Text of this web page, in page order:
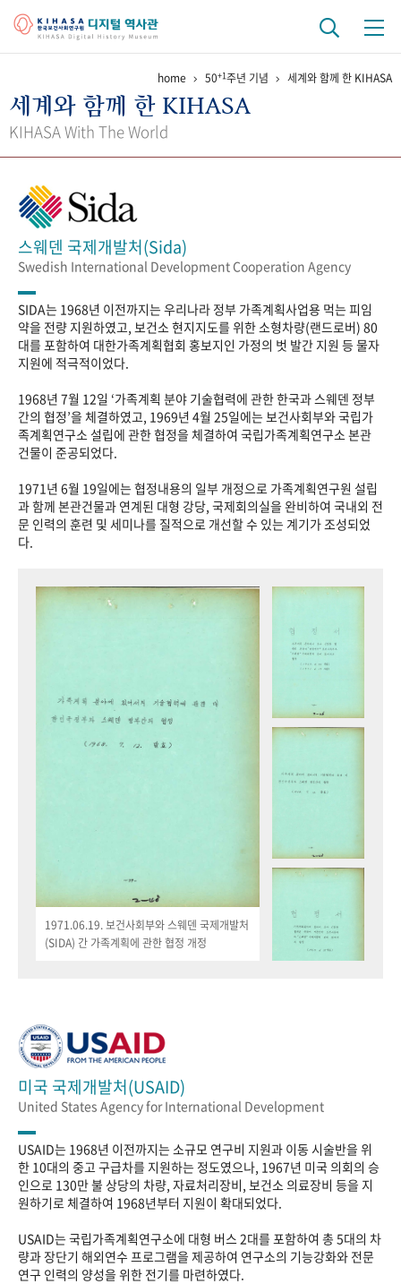
걸어온 길 기관 변천사 역대 기관장
정책과 연구 키워드로 보는 연구 역사
간행물 변천사
기록물 아카이브
사진 아카이브 문서 기록물 행정박물 영상 기록물
성과 50선 숫자로 보는 50년 50+1주년 광장
세계와 함께 한 KIHASA
VR 역사관
home 50+1주년 기념 세계와 함께 한 KIHASA
세계와 함께 한 KIHASA
KIHASA With The World
스웨덴 국제개발처(Sida)
Swedish International Development Cooperation Agency
SIDA는 1968년 이전까지는 우리나라 정부 가족계획사업용 먹는 피임
약을 전량 지원하였고, 보건소 현지지도를 위한 소형차량(랜드로버) 80
대를 포함하여 대한가족계획협회 홍보지인 가정의 벗 발간 지원 등 물자
지원에 적극적이었다.
1968년 7월 12일 ‘가족계획 분야 기술협력에 관한 한국과 스웨덴 정부
간의 협정’을 체결하였고, 1969년 4월 25일에는 보건사회부와 국립가
족계획연구소 설립에 관한 협정을 체결하여 국립가족계획연구소 본관
건물이 준공되었다.
1971년 6월 19일에는 협정내용의 일부 개정으로 가족계획연구원 설립
과 함께 본관건물과 연계된 대형 강당, 국제회의실을 완비하여 국내외 전
문 인력의 훈련 및 세미나를 질적으로 개선할 수 있는 계기가 조성되었
다.
1971.06.19. 보건사회부와 스웨덴 국제개발처
(SIDA) 간 가족계획에 관한 협정 개정
미국 국제개발처(USAID)
United States Agency for International Development
USAID는 1968년 이전까지는 소규모 연구비 지원과 이동 시술반을 위
한 10대의 중고 구급차를 지원하는 정도였으나, 1967년 미국 의회의 승
인으로 130만 불 상당의 차량, 자료처리장비, 보건소 의료장비 등을 지
원하기로 체결하여 1968년부터 지원이 확대되었다.
USAID는 국립가족계획연구소에 대형 버스 2대를 포함하여 총 5대의 차
량과 장단기 해외연수 프로그램을 제공하여 연구소의 기능강화와 전문
연구 인력의 양성을 위한 전기를 마련하였다.